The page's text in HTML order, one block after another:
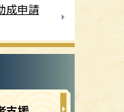
成申請